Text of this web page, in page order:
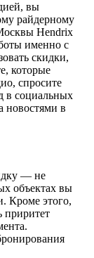
вы
райдерному
Hendrix
именно с
скидки,
которые
спросите
в социальных
новостями в
— не
объектах вы
Кроме этого,
приритет